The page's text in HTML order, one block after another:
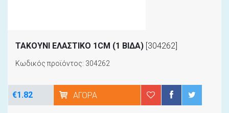
ΤΑΚΟΥΝΙ ΕΛΑΣΤΙΚΟ 1CM (1 ΒΙΔΑ) [304262]
Κωδικός προϊόντος: 304262
€1.82 ΑΓΟΡΆ